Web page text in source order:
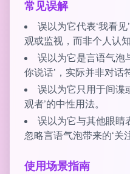
常见误解
误以为它代表‘我看见
观或监视，而非个人认知
误以为它是言语气泡
你说话’，实际并非对话
误以为它只用于间谍
观者’的中性用法。
误以为它与其他眼
忽略言语气泡带来的‘关
使用场景指南